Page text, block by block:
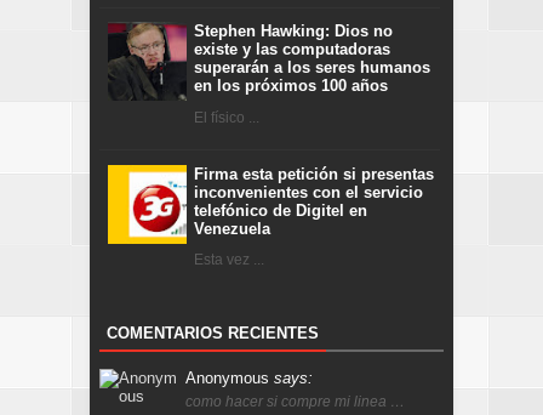
Stephen Hawking: Dios no
existe y las computadoras
superarán a los seres humanos
en los próximos 100 años
El físico ...
Firma esta petición si presentas
inconvenientes con el servicio
telefónico de Digitel en
Venezuela
Esta vez ...
COMENTARIOS RECIENTES
Anonymous says:
como hacer si compre mi linea …